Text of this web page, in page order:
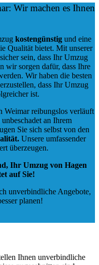
Wir machen es Ihnen
kostengünstigund eine
Qualität bietet. Mit unserer
sein, dass Ihr Umzug
wir sorgen dafür, dass Ihre
Wir haben die besten
dass Ihr Umzug
ist.
Weimar reibungslos verläuft
an Ihrem
Sie sich selbst von den
.Unsere umfassender
überzeugen.
Ihr Umzug von Hagen
auf Sie!
unverbindliche Angebote,
planen!
Ihnen unverbindliche